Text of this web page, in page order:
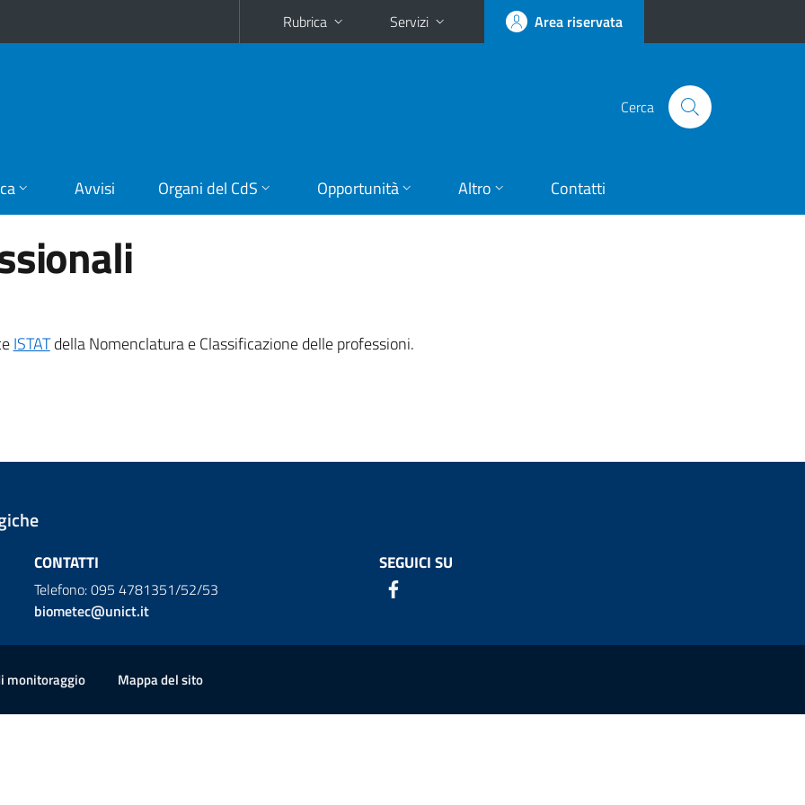
Rubrica Servizi Area riservata
Cerca
Avvisi Organi del CdS Opportunità Altro Contatti
ISTATdella Nomenclatura e Classificazione delle professioni.
CONTATTI
Telefono: 095 4781351/52/53
biometec@unict.it
SEGUICI SU
monitoraggio Mappa del sito